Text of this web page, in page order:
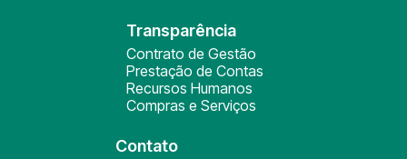
Transparência
Contrato de Gestão
Prestação de Contas
Recursos Humanos
Compras e Serviços
Contato